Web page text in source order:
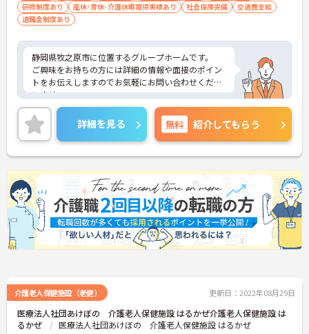
研修制度あり
産休･育休･介護休暇取得実績あり 社会保険完備
交通費支給
退職金制度あり
静岡県牧之原市に位置するグループホームです。
ご興味をお持ちの方には詳細の情報や面接のポイン
トをお伝えしますのでお気軽にお問い合わせくださ
いませ。
詳細を見る 無料 紹介してもらう
介護老人保健施設（老健） 更新日：2022年08月29日
医療法人社団あけぼの 介護老人保健施設 はるかぜ介護老人保健施設 は
るかぜ
医療法人社団あけぼの 介護老人保健施設 はるかぜ